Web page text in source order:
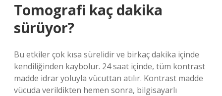
Tomografi kaç dakika
sürüyor?
Bu etkiler çok kısa sürelidir ve birkaç dakika içinde
kendiliğinden kaybolur. 24 saat içinde, tüm kontrast
madde idrar yoluyla vücuttan atılır. Kontrast madde
vücuda verildikten hemen sonra, bilgisayarlı